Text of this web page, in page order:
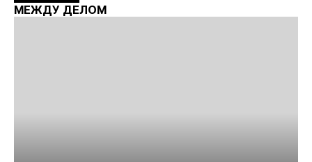
МЕЖДУ ДЕЛОМ